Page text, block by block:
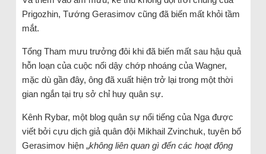
Prigozhin, Tướng Gerasimov cũng đã biến mất khỏi tầm
mắt.
Tổng Tham mưu trưởng đôi khi đã biến mất sau hậu quả
hỗn loạn của cuộc nổi dậy chớp nhoáng của Wagner,
mặc dù gần đây, ông đã xuất hiện trở lại trong một thời
gian ngắn tại trụ sở chỉ huy quân sự.
Kênh Rybar, một blog quân sự nổi tiếng của Nga được
viết bởi cựu dịch giả quân đội Mikhail Zvinchuk, tuyên bố
Gerasimov hiện „không liên quan gì đến các hoạt động